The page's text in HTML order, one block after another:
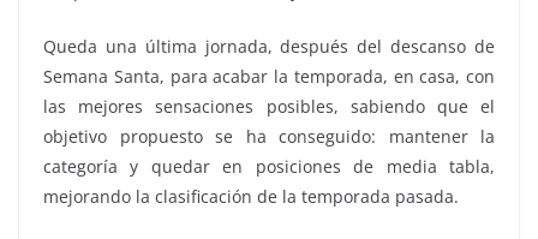
Queda una última jornada, después del descanso de
Semana Santa, para acabar la temporada, en casa, con
las mejores sensaciones posibles, sabiendo que el
objetivo propuesto se ha conseguido: mantener la
categoría y quedar en posiciones de media tabla,
mejorando la clasificación de la temporada pasada.